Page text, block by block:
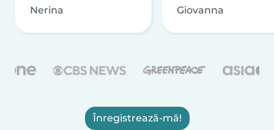
Nerina Giovanna
Înregistrează-mă!